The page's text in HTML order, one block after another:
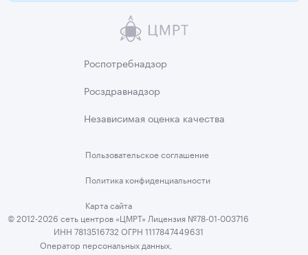
Пользовательскоесоглашение
Политика конфиденциальности
Карта сайта
Роспотребнадзор
Росздравнадзор
Независимая оценка качества
© 2012-2026 сеть центров «ЦМРТ» Лицензия №78-01-003716
ИНН 7813516732 ОГРН 1117847449631
Оператор персональных данных,